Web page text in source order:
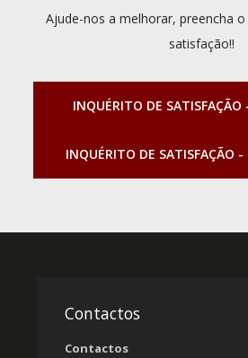
Ajude-nos a melhorar, preencha
satisfação!!
INQUÉRITO DE
INQUÉRITO DE SATISFAÇÃO
Contactos
Contactos